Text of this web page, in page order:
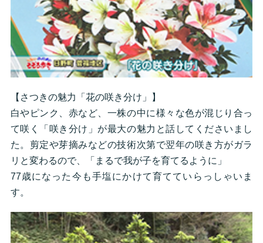
【さつきの魅力「花の咲き分け」】
白やピンク、赤など、一株の中に様々な色が混じり合っ
て咲く「咲き分け」が最大の魅力と話してくださいまし
た。剪定や芽摘みなどの技術次第で翌年の咲き方がガラ
リと変わるので、「まるで我が子を育てるように」
77歳になった今も手塩にかけて育てていらっしゃいま
す。